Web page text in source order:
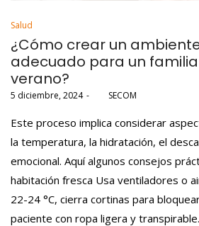
Posted
Salud
¿Cómo crear un
adecuado para un
verano?
Posted
5 diciembre, 2024 SECOM
Este proceso implica considerar
la temperatura, la hidratación, el
emocional. Aquí algunos consejos
habitación fresca Usa ventiladores o
22-24 °C, cierra cortinas para
paciente con ropa ligera y